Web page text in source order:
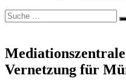
Suche
nach:
Vernetzung für